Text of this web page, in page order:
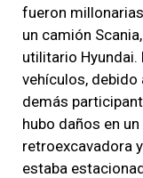
fueron
un camión
utilitario
vehículos,
demás
hubo daños en
retroexcavadora
estaba